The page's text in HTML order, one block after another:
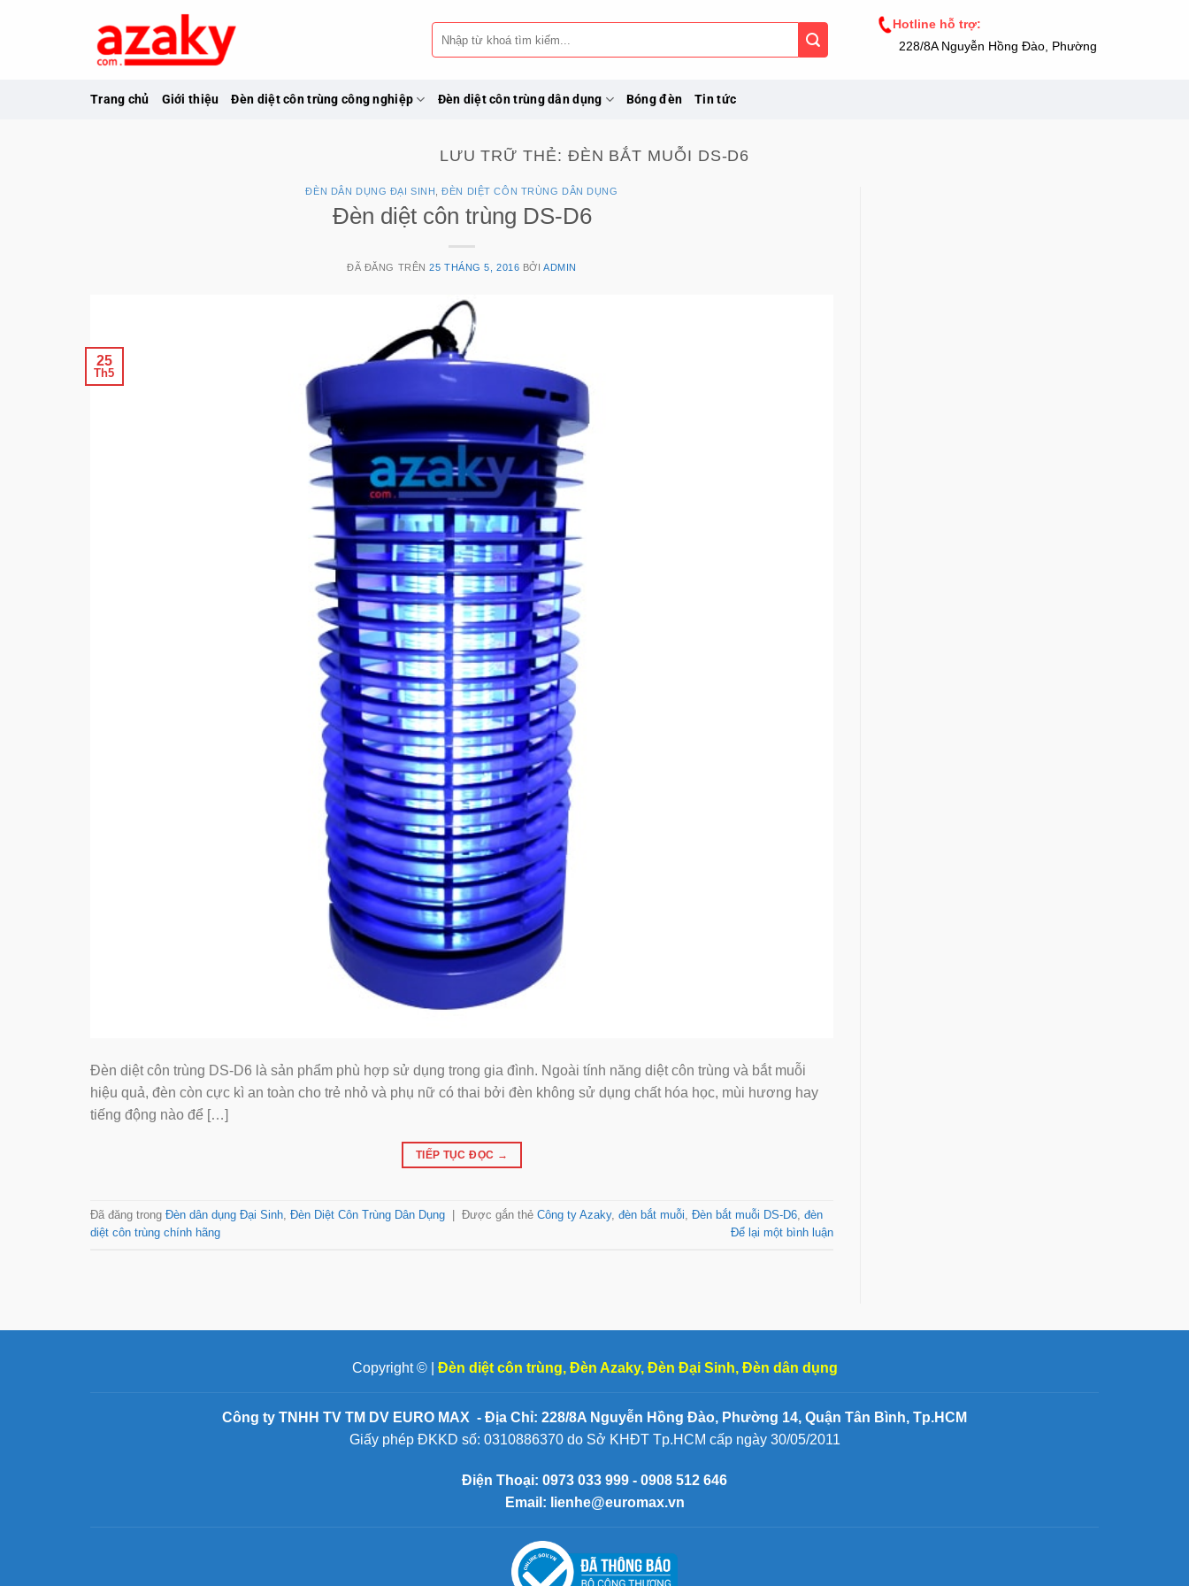
Tìm
kiếm:
Hotline hỗ trợ:
228/8A Nguyễn Hồng Đào, Phường 14, Tân Bình,
Trang chủ Giới thiệu Đèn diệt côn trùng công nghiệp Đèn diệt côn trùng dân dụng Bóng đèn Tin tức
LƯU TRỮ THẺ: ĐÈN BẮT MUỖI DS-D6
ĐÈN DÂN DỤNG ĐẠI SINH ,ĐÈN DIỆT CÔN TRÙNG DÂN DỤNG
Đèn diệt côn trùng DS-D6
ĐÃ ĐĂNG TRÊN25 THÁNG 5, 2016 BỞIADMIN
25
Th5
Đèn diệt côn trùng DS-D6 là sản phẩm phù hợp sử dụng trong gia đình. Ngoài tính năng diệt côn trùng và bắt muỗi
hiệu quả, đèn còn cực kì an toàn cho trẻ nhỏ và phụ nữ có thai bởi đèn không sử dụng chất hóa học, mùi hương hay
tiếng động nào để […]
TIẾP TỤC ĐỌC →
Đã đăng trong Đèn dân dụng Đại Sinh, Đèn Diệt Côn Trùng Dân Dụng Được gắn thẻ Công ty Azaky, đèn bắt muỗi, Đèn bắt muỗi DS-D6, đèn
diệt côn trùng chính hãng
Để lại một bình luận
Copyright © | Đèn diệt côn trùng, Đèn Azaky, Đèn Đại Sinh, Đèn dân dụng
Công ty TNHH TV TM DV EURO MAX - Địa Chỉ: 228/8A Nguyễn Hồng Đào, Phường 14, Quận Tân Bình, Tp.HCM
Giấy phép ĐKKD số: 0310886370 do Sở KHĐT Tp.HCM cấp ngày 30/05/2011
Điện Thoại: 0973 033 999 - 0908 512 646
Email: lienhe@euromax.vn